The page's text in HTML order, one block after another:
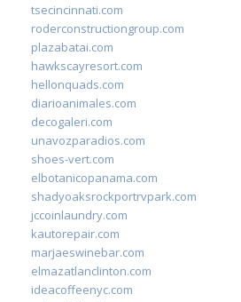
tsecincinnati.com
roderconstructiongroup.com
plazabatai.com
hawkscayresort.com
hellonquads.com
diarioanimales.com
decogaleri.com
unavozparadios.com
shoes-vert.com
elbotanicopanama.com
shadyoaksrockportrvpark.com
jccoinlaundry.com
kautorepair.com
marjaeswinebar.com
elmazatlanclinton.com
ideacoffeenyc.com